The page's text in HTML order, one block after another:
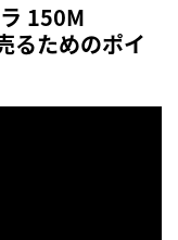
150M
ためのポイ